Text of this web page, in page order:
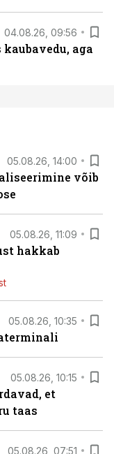
04.08.26, 09:56
aga
05.08.26, 14:00
võib
05.08.26, 11:09
hakkab
05.08.26, 10:35
05.08.26, 10:15
et
taas
05.08.26, 07:51